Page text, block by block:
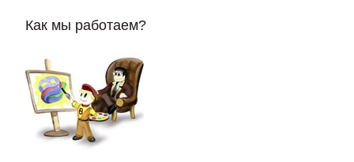
Как мы работаем?